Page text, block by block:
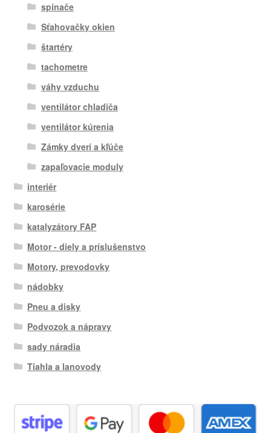
spínače
Sťahovačky okien
štartéry
tachometre
váhy vzduchu
ventilátor chladiča
ventilátor kúrenia
Zámky dverí a kľúče
zapaľovacie moduly
interiér
karosérie
katalyzátory FAP
Motor - diely a príslušenstvo
Motory, prevodovky
nádobky
Pneu a disky
Podvozok a nápravy
sady náradia
Tiahla a lanovody